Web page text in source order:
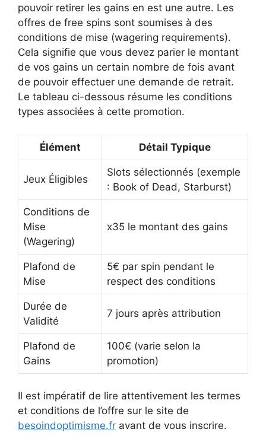
pouvoir retirer les gains en est une autre. Les
offres de free spins sont soumises à des
conditions de mise (wagering requirements).
Cela signifie que vous devez parier le montant
de vos gains un certain nombre de fois avant
de pouvoir effectuer une demande de retrait.
Le tableau ci-dessous résume les conditions
types associées à cette promotion.
Élément Détail Typique
Jeux Éligibles
Slots sélectionnés (exemple
: Book of Dead, Starburst)
Conditions de
Mise
(Wagering)
x35 le montant des gains
Plafond de
Mise
5€ par spin pendant le
respect des conditions
Durée de
Validité
7 jours après attribution
Plafond de
Gains
100€ (varie selon la
promotion)
Il est impératif de lire attentivement les termes
et conditions de l’offre sur le site de
besoindoptimisme.fr avant de vous inscrire.